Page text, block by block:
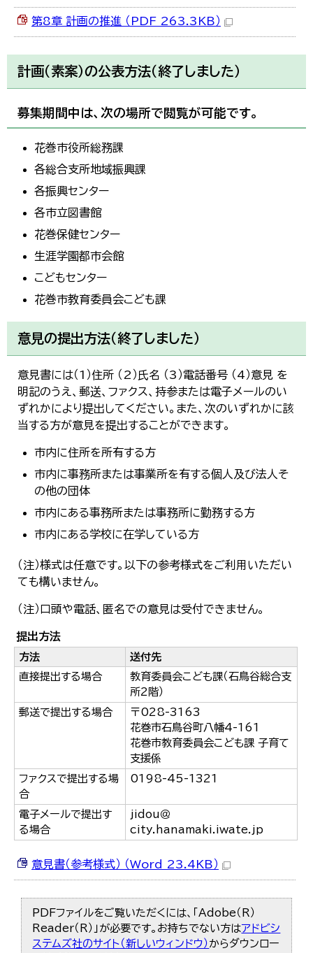
第8章 計画の推進 （PDF 263.3KB）
計画（素案）の公表方法（終了しました）
募集期間中は、次の場所で閲覧が可能です。
花巻市役所総務課
各総合支所地域振興課
各振興センター
各市立図書館
花巻保健センター
生涯学園都市会館
こどもセンター
花巻市教育委員会こども課
意見の提出方法（終了しました）
意見書には（1）住所 （2）氏名 （3）電話番号 （4）意見 を
明記のうえ、郵送、ファクス、持参または電子メールのい
ずれかにより提出してください。また、次のいずれかに該
当する方が意見を提出することができます。
市内に住所を所有する方
市内に事務所または事業所を有する個人及び法人そ
の他の団体
市内にある事務所または事務所に勤務する方
市内にある学校に在学している方
（注）様式は任意です。以下の参考様式をご利用いただい
ても構いません。
（注）口頭や電話、匿名での意見は受付できません。
提出方法
方法
送付先
直接提出する場合
教育委員会こども課（石鳥谷総合支
所2階）
郵送で提出する場合
〒028-3163
花巻市石鳥谷町八幡4-161
花巻市教育委員会こども課 子育て
支援係
ファクスで提出する場
合
0198-45-1321
電子メールで提出す
る場合
jidou＠
city.hanamaki.iwate.jp
意見書（参考様式） （Word 23.4KB）
PDFファイルをご覧いただくには、「Adobe（R）
Reader（R）」が必要です。お持ちでない方はアドビシ
ステムズ社のサイト（新しいウィンドウ） からダウンロー